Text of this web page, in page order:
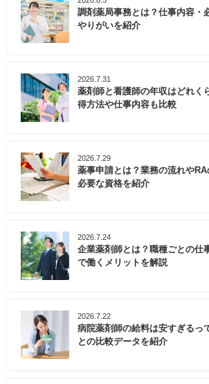
調剤薬局事務とは？仕事内容・
やりがいを紹介
2026.7.31
薬剤師と看護師の年収はどれく
得方法や仕事内容も比較
2026.7.29
薬事申請とは？業務の流れやRA
必要な資格を紹介
2026.7.24
企業薬剤師とは？職種ごとの仕
で働くメリットを解説
2026.7.22
病院薬剤師の給料は安すぎるっ
との比較データを紹介